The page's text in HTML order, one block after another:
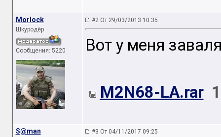
Morlock
Шкуродёр
Сообщения: 5220
#2 От 29/03/2013 10:35
Вот у меня
M2N68-LA.rar
S@man #3 От 04/11/2017 09:25